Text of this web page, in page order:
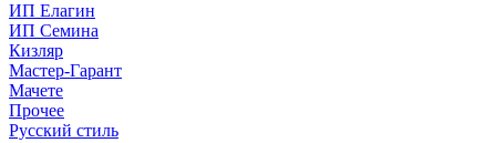
ИП Елагин
ИП Семина
Кизляр
Мастер-Гарант
Мачете
Прочее
Русский стиль